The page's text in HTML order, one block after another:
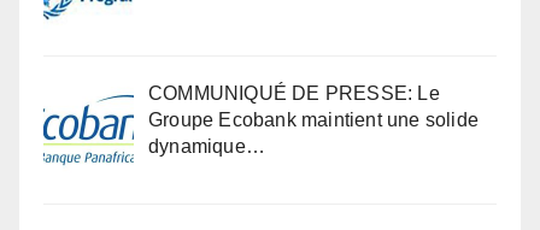
COMMUNIQUÉ DE PRESSE: Le
Groupe Ecobank maintient une solide
dynamique…